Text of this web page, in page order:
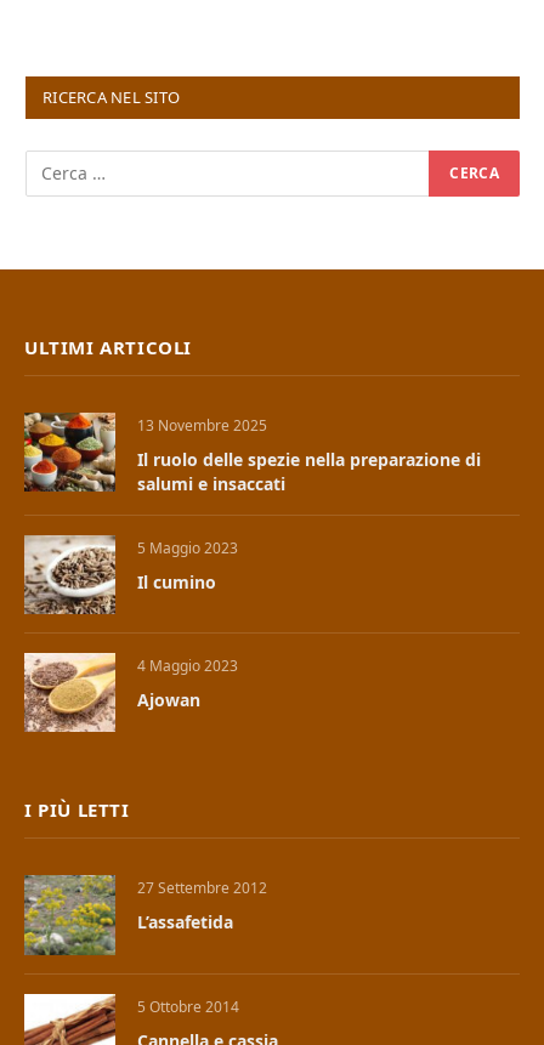
RICERCA NEL SITO
ULTIMI ARTICOLI
13 Novembre 2025
Il ruolo delle spezie nella preparazione di
salumi e insaccati
5 Maggio 2023
Il cumino
4 Maggio 2023
Ajowan
I PIÙ LETTI
27 Settembre 2012
L’assafetida
5 Ottobre 2014